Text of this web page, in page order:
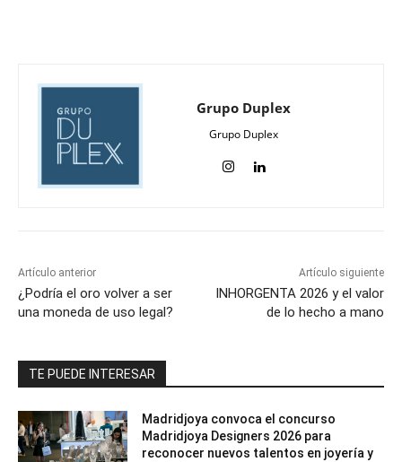
Grupo Duplex
Grupo Duplex
Artículo anterior
¿Podría el oro volver a ser
una moneda de uso legal?
Artículo siguiente
INHORGENTA 2026 y el valor
de lo hecho a mano
TE PUEDE INTERESAR
Madridjoya convoca el concurso
Madridjoya Designers 2026 para
reconocer nuevos talentos en joyería y